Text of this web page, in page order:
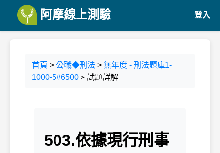
阿摩線上測驗 登入
首頁 > 公職◆刑法 > 無年度 - 刑法題庫1-
1000-5#6500 > 試題詳解
503.依據現行刑事